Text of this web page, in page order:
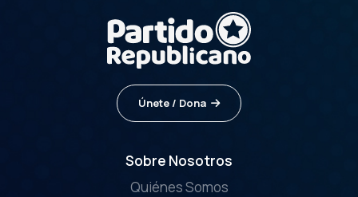
Únete / Dona
Sobre Nosotros
Quiénes Somos